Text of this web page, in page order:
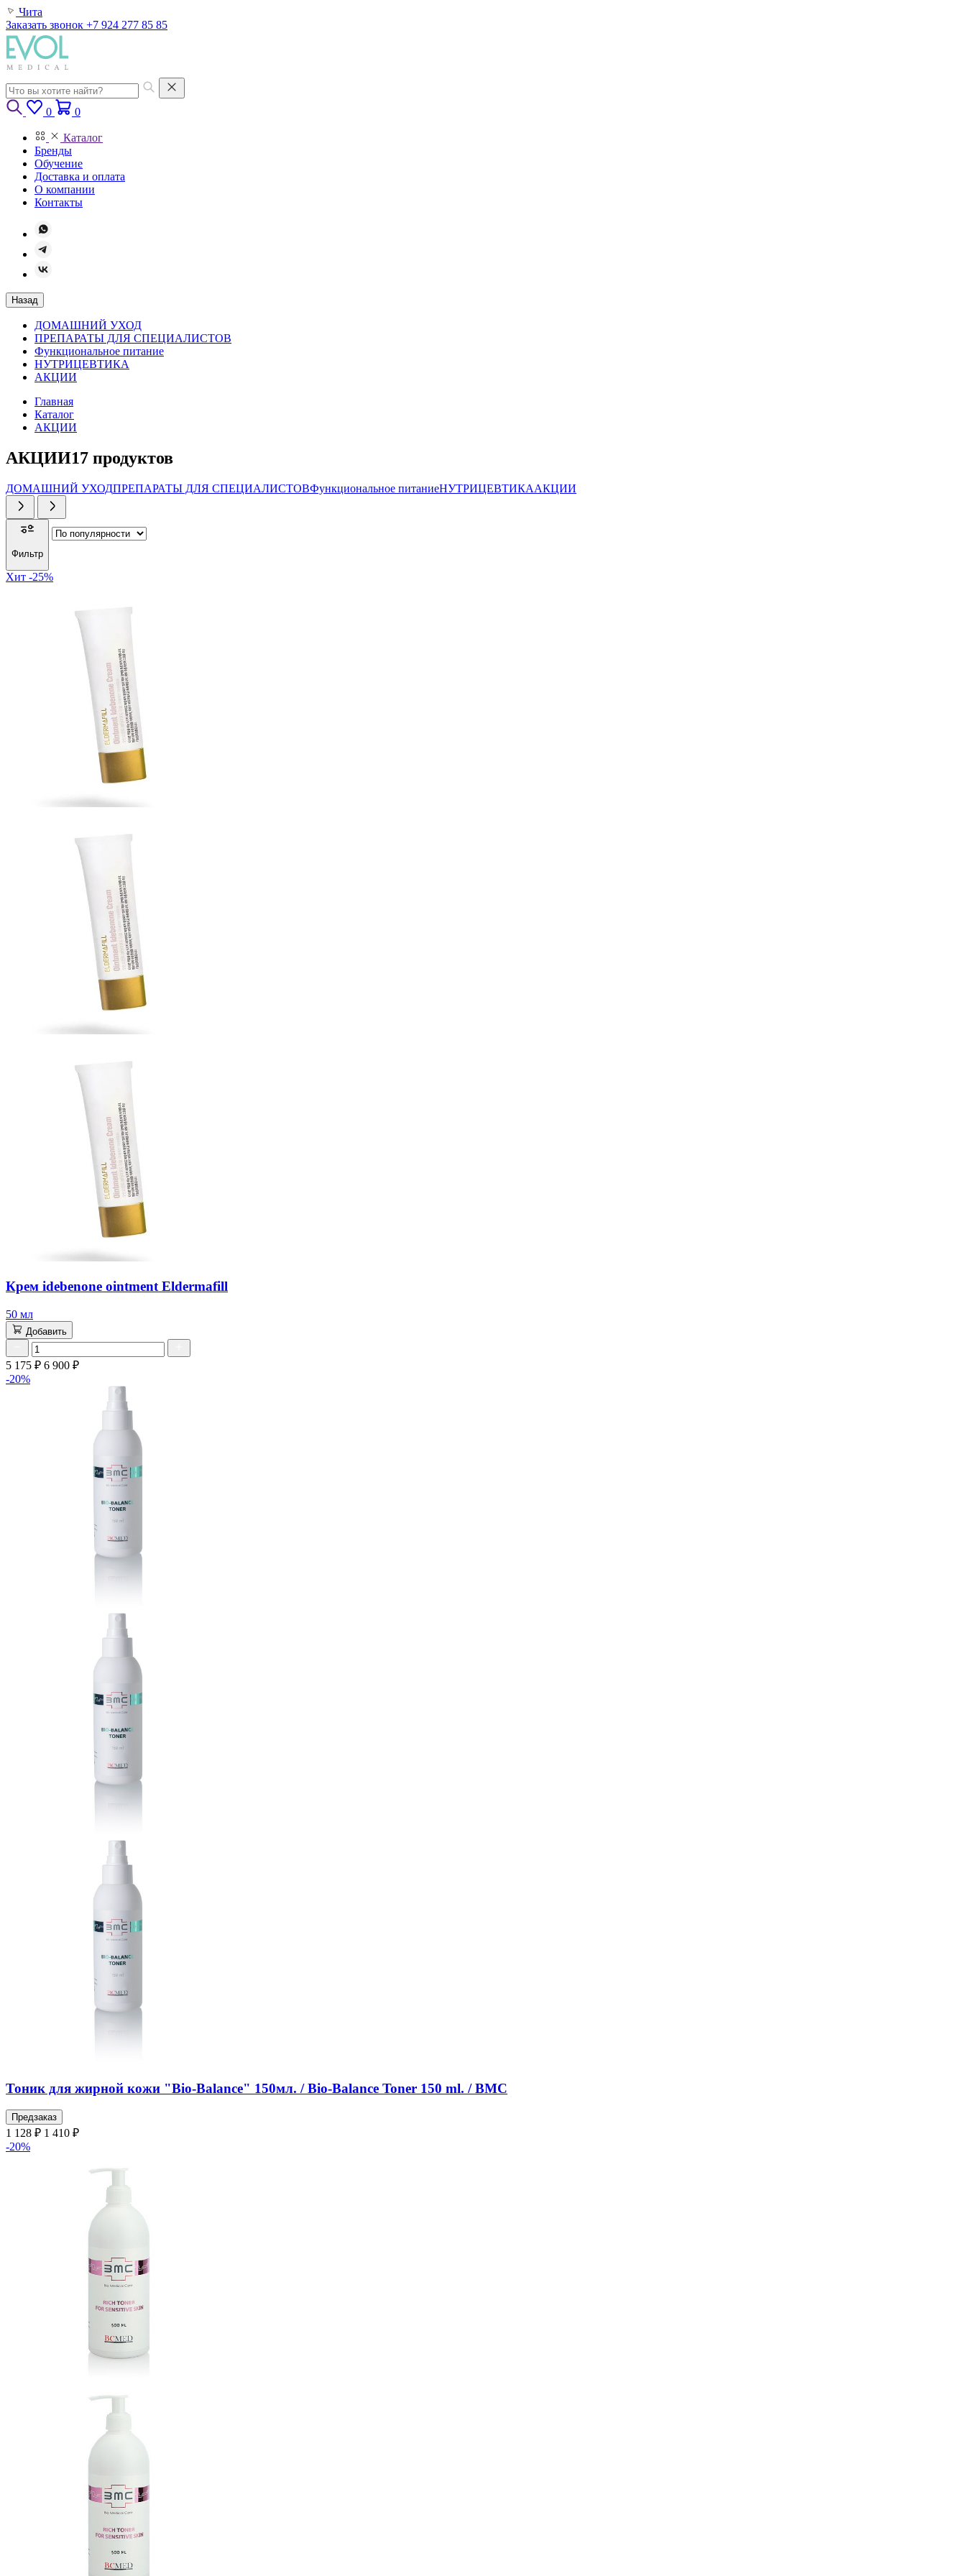
Чита
Заказать звонок +7 924 277 85 85
0 0
Каталог
Бренды
Обучение
Доставка и оплата
О компании
Контакты
Назад
ДОМАШНИЙ УХОД
ПРЕПАРАТЫ ДЛЯ СПЕЦИАЛИСТОВ
Функциональное питание
НУТРИЦЕВТИКА
АКЦИИ
Главная
Каталог
АКЦИИ
АКЦИИ17 продуктов
ДОМАШНИЙ УХОДПРЕПАРАТЫ ДЛЯ СПЕЦИАЛИСТОВФункциональное питаниеНУТРИЦЕВТИКААКЦИИ
Фильтр
Хит -25%
Крем idebenone ointment Eldermafill
50 мл
Добавить
5 175 ₽ 6 900 ₽
-20%
Тоник для жирной кожи "Bio-Balance" 150мл. / Bio-Balance Toner 150 ml. / BMC
Предзаказ
1 128 ₽ 1 410 ₽
-20%